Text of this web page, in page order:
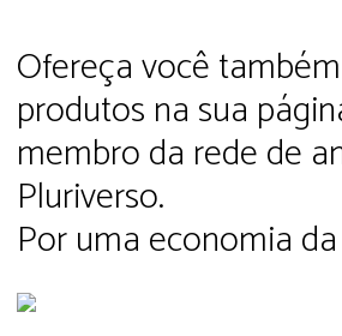
Ofereça você
produtos na sua
membro da rede de
Pluriverso.
Por uma economia